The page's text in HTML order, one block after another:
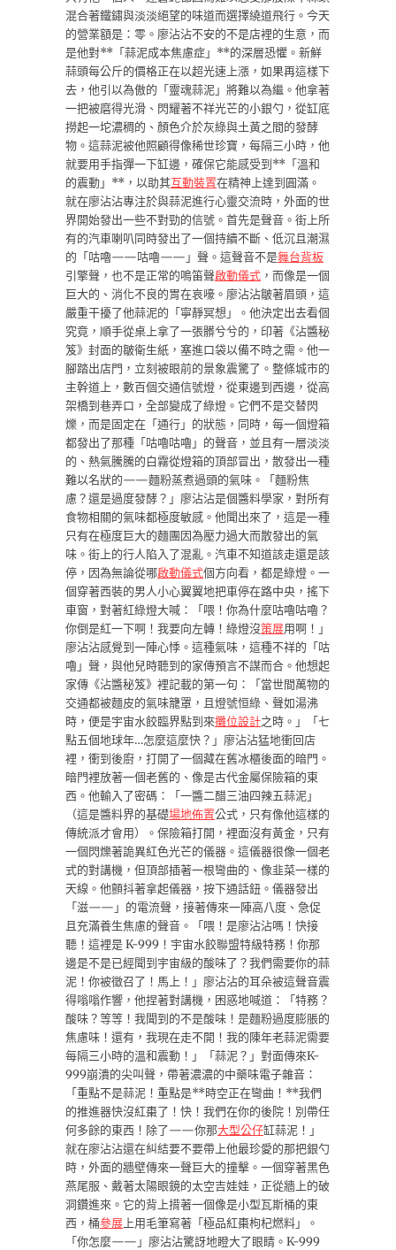
混合著鐵鏽與淡淡絕望的味道而選擇繞道飛行。今天
的營業額是：零。廖沾沾不安的不是店裡的生意，而
是他對**「蒜泥成本焦慮症」**的深層恐懼。新鮮
蒜頭每公斤的價格正在以超光速上漲，如果再這樣下
去，他引以為傲的「靈魂蒜泥」將難以為繼。他拿著
一把被磨得光滑、閃耀著不祥光芒的小銀勺，從缸底
撈起一坨濃稠的、顏色介於灰綠與土黃之間的發酵
物。這蒜泥被他照顧得像稀世珍寶，每隔三小時，他
就要用手指彈一下缸邊，確保它能感受到**「溫和
的震動」**，以助其互動裝置在精神上達到圓滿。
就在廖沾沾專注於與蒜泥進行心靈交流時，外面的世
界開始發出一些不對勁的信號。首先是聲音。街上所
有的汽車喇叭同時發出了一個持續不斷、低沉且潮濕
的「咕嚕——咕嚕——」聲。這聲音不是舞台背板
引擎聲，也不是正常的鳴笛聲啟動儀式 ，而像是一個
巨大的、消化不良的胃在哀嚎。廖沾沾皺著眉頭，這
嚴重干擾了他蒜泥的「寧靜冥想」。他決定出去看個
究竟，順手從桌上拿了一張髒兮兮的，印著《沾醬秘
笈》封面的皺衛生紙，塞進口袋以備不時之需。他一
腳踏出店門，立刻被眼前的景象震驚了。整條城市的
主幹道上，數百個交通信號燈，從東邊到西邊，從高
架橋到巷弄口，全部變成了綠燈。它們不是交替閃
爍，而是固定在「通行」的狀態，同時，每一個燈箱
都發出了那種「咕嚕咕嚕」的聲音，並且有一層淡淡
的、熱氣騰騰的白霧從燈箱的頂部冒出，散發出一種
難以名狀的——麵粉蒸煮過頭的氣味。「麵粉焦
慮？還是過度發酵？」廖沾沾是個醬料學家，對所有
食物相關的氣味都極度敏感。他聞出來了，這是一種
只有在極度巨大的麵團因為壓力過大而散發出的氣
味。街上的行人陷入了混亂。汽車不知道該走還是該
停，因為無論從哪啟動儀式個方向看，都是綠燈。一
個穿著西裝的男人小心翼翼地把車停在路中央，搖下
車窗，對著紅綠燈大喊：「喂！你為什麼咕嚕咕嚕？
你倒是紅一下啊！我要向左轉！綠燈沒策展用啊！」
廖沾沾感覺到一陣心悸。這種氣味，這種不祥的「咕
嚕」聲，與他兒時聽到的家傳預言不謀而合。他想起
家傳《沾醬秘笈》裡記載的第一句：「當世間萬物的
交通都被麵皮的氣味籠罩，且燈號恒綠、聲如湯沸
時，便是宇宙水餃臨界點到來攤位設計之時。」「七
點五個地球年…怎麼這麼快？」廖沾沾猛地衝回店
裡，衝到後廚，打開了一個藏在舊冰櫃後面的暗門。
暗門裡放著一個老舊的、像是古代金屬保險箱的東
西。他輸入了密碼：「一醬二醋三油四辣五蒜泥」
（這是醬料界的基礎場地佈置公式，只有像他這樣的
傳統派才會用）。保險箱打開，裡面沒有黃金，只有
一個閃爍著詭異紅色光芒的儀器。這儀器很像一個老
式的對講機，但頂部插著一根彎曲的、像韭菜一樣的
天線。他顫抖著拿起儀器，按下通話鈕。儀器發出
「滋——」的電流聲，接著傳來一陣高八度、急促
且充滿養生焦慮的聲音。「喂！是廖沾沾嗎！快接
聽！這裡是 K-999！宇宙水餃聯盟特級特務！你那
邊是不是已經聞到宇宙級的酸味了？我們需要你的蒜
泥！你被徵召了！馬上！」廖沾沾的耳朵被這聲音震
得嗡嗡作響，他捏著對講機，困惑地喊道：「特務？
酸味？等等！我聞到的不是酸味！是麵粉過度膨脹的
焦慮味！還有，我現在走不開！我的陳年老蒜泥需要
每隔三小時的溫和震動！」「蒜泥？」對面傳來K-
999崩潰的尖叫聲，帶著濃濃的中藥味電子雜音：
「重點不是蒜泥！重點是**時空正在彎曲！**我們
的推進器快沒紅棗了！快！我們在你的後院！別帶任
何多餘的東西！除了——你那大型公仔缸蒜泥！」
就在廖沾沾還在糾結要不要帶上他最珍愛的那把銀勺
時，外面的牆壁傳來一聲巨大的撞擊。一個穿著黑色
燕尾服、戴著太陽眼鏡的太空吉娃娃，正從牆上的破
洞鑽進來。它的背上揹著一個像是小型瓦斯桶的東
西，桶參展 上用毛筆寫著「極品紅棗枸杞燃料」。
「你怎麼——」廖沾沾驚訝地瞪大了眼睛。K-999